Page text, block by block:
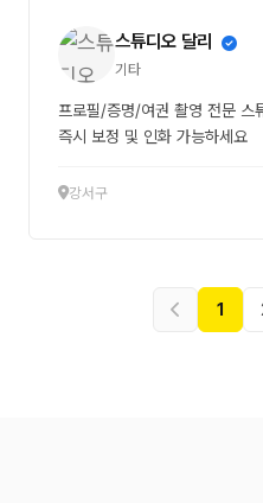
스튜디오 달리
기타
프로필/증명/여권 촬영 전문 스
즉시 보정 및 인화 가능하세요
강서구
1